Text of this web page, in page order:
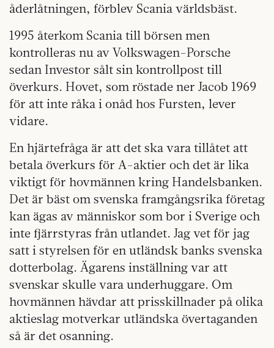
åderlåtningen, förblev Scania världsbäst.
1995 återkom Scania till börsen men
kontrolleras nu av Volkswagen-Porsche
sedan Investor sålt sin kontrollpost till
överkurs. Hovet, som röstade ner Jacob 1969
för att inte råka i onåd hos Fursten, lever
vidare.
En hjärtefråga är att det ska vara tillåtet att
betala överkurs för A-aktier och det är lika
viktigt för hovmännen kring Handelsbanken.
Det är bäst om svenska framgångsrika företag
kan ägas av människor som bor i Sverige och
inte fjärrstyras från utlandet. Jag vet för jag
satt i styrelsen för en utländsk banks svenska
dotterbolag. Ägarens inställning var att
svenskar skulle vara underhuggare. Om
hovmännen hävdar att prisskillnader på olika
aktieslag motverkar utländska övertaganden
så är det osanning.